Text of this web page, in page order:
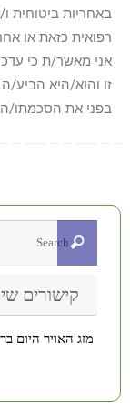
באחריות ביטוחית
רפואית כזאת או
אני מאשר/ת כי
זו והוא/היא הביע/ה
בפני את הסכמתו/ה
קישורים
מזג האויר היום